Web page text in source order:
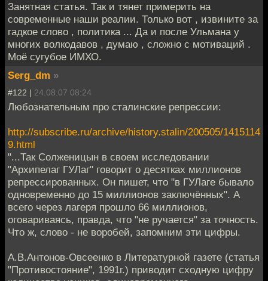
Занятная статья. Так и тянет примерить на
современные наши реалии. Только вот , извините за
гадкое слово , политика ... Да и после Ульмана у
многих волкодавов , думаю , сложно с мотиваций .
Моё сугубое ИМХО.
Serg_dm »
#122 | 24.08.07 08:24
Любознательным про сталинские репрессии:
http://subscribe.ru/archive/history.stalin/200505/1415114
9.html
"...Так Солженицын в своем исследовании
"Архипелаг ГУЛаг" говорит о десятках миллионов
репрессированных. Он пишет, что "в ГУЛаге бывало
одновременно до 15 миллионов заключённых". А
всего через лагеря прошло 66 миллионов,
оговариваясь, правда, что "не ручается" за точность.
Что ж, слово - не воробей, запомним эти цифры.
А.В.Антонов-Овсеенко в Литературной газете (статья
"Противостояние", 1991г.) приводит сходную цифру